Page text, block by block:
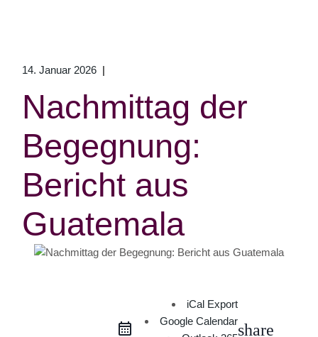
14. Januar 2026
Nachmittag der
Begegnung:
Bericht aus
Guatemala
iCal Export
Google Calendarshare